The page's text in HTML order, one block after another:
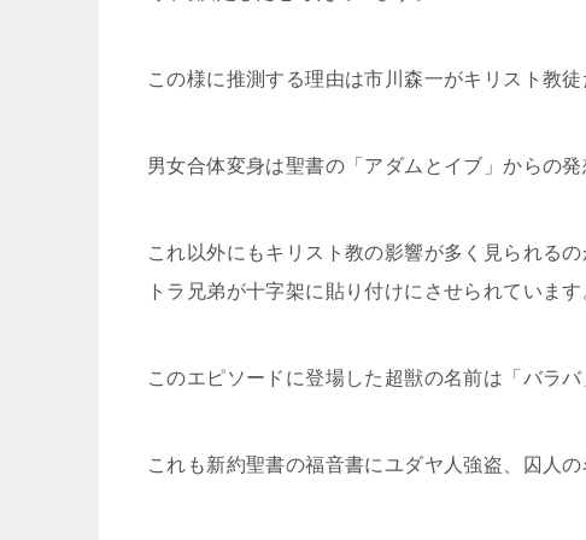
この様に推測する理由は市川森一がキリスト教徒
男女合体変身は聖書の「アダムとイブ」からの発
これ以外にもキリスト教の影響が多く見られる
トラ兄弟が十字架に貼り付けにさせられています
このエピソードに登場した超獣の名前は「バラバ
これも新約聖書の福音書にユダヤ人強盗、囚人の